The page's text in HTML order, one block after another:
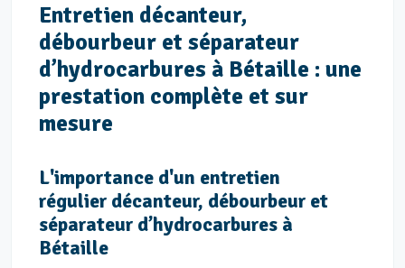
Entretien décanteur,
débourbeur et séparateur
d’hydrocarbures à Bétaille : une
prestation complète et sur
mesure
L'importance d'un entretien
régulier décanteur, débourbeur et
séparateur d’hydrocarbures à
Bétaille